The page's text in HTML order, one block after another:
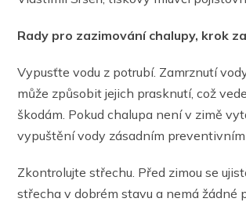
Rady pro zazimování chalupy, krok
Vypusťte vodu z potrubí. Zamrznutí
může způsobit jejich prasknutí, což
škodám. Pokud chalupa není v zimě
vypuštění vody zásadním preventivním
Zkontrolujte střechu. Před zimou se
střecha v dobrém stavu a nemá žádné